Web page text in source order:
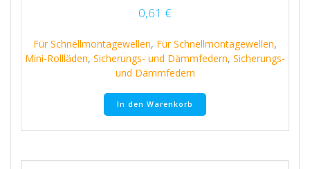
0,61 €
Für Schnellmontagewellen, Für Schnellmontagewellen,
Mini-Rollläden, Sicherungs- und Dämmfedern, Sicherungs-
und Dämmfedern
In den Warenkorb